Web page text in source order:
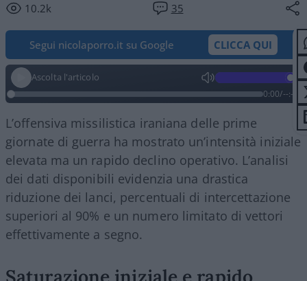
10.2k 35
Segui nicolaporro.it su Google CLICCA QUI
Ascolta l'articolo
0:00/--:--
L’offensiva missilistica iraniana delle prime
giornate di guerra ha mostrato un’intensità iniziale
elevata ma un rapido declino operativo. L’analisi
dei dati disponibili evidenzia una drastica
riduzione dei lanci, percentuali di intercettazione
superiori al 90% e un numero limitato di vettori
effettivamente a segno.
Saturazione iniziale e rapido